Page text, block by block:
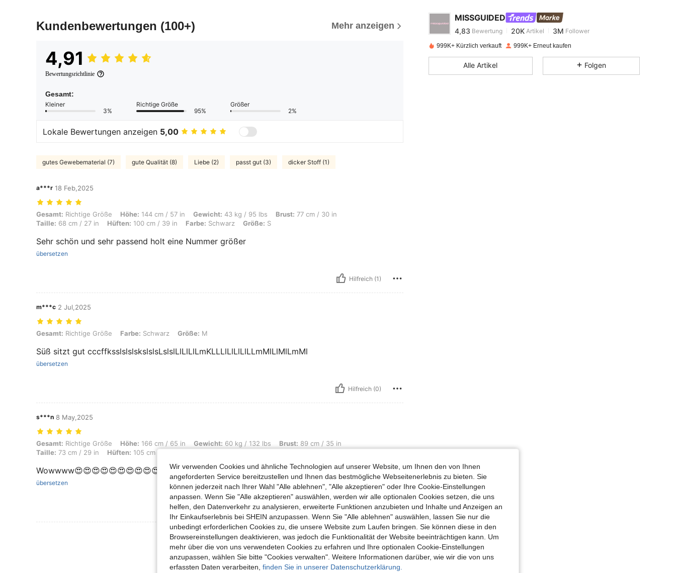
Kundenbewertungen (100+) Mehr anzeigen
4,91
Bewertungsrichtlinie
Gesamt:
Kleiner
3%
Richtige Größe
95%
Größer
2%
Lokale Bewertungen anzeigen 5,00
gutes Gewebematerial (7) gute Qualität (8) Liebe (2) passt gut (3) dicker Stoff (1)
a***r 18 Feb,2025
Gesamt: Richtige Größe, Höhe: 144 cm / 57 in, Gewicht: 43 kg / 95 lbs, Brust: 77 cm / 30 in, Taille: 68 cm / 27 in, Hüften: 100 cm / 39 in, Farbe: Schwarz, Größe: S
Gesamt: Richtige Größe Höhe: 144 cm / 57 in Gewicht: 43 kg / 95 lbs Brust: 77 cm / 30 in
Taille: 68 cm / 27 in Hüften: 100 cm / 39 in Farbe: Schwarz Größe: S
Sehr schön und sehr passend holt eine Nummer größer
übersetzen
Hilfreich (1)
m***c 2 Jul,2025
Gesamt: Richtige Größe, Farbe: Schwarz, Größe: M
Gesamt: Richtige Größe Farbe: Schwarz Größe: M
Süß sitzt gut cccffksslslslskslslsLslslLlLlLlLmKLLLlLlLlLlLLmMlLlMlLmMl
übersetzen
Hilfreich (0)
s***n 8 May,2025
Gesamt: Richtige Größe, Höhe: 166 cm / 65 in, Gewicht: 60 kg / 132 lbs, Brust: 89 cm / 35 in, Taille: 73 cm / 29 in, Hüften: 105 cm / 41 in, Farbe: Schwarz, Größe: S
Gesamt: Richtige Größe Höhe: 166 cm / 65 in Gewicht: 60 kg / 132 lbs Brust: 89 cm / 35 in
Taille: 73 cm / 29 in Hüften: 105 cm / 41 in
Wowwww😍😍😍😍😍😍😍😍😍😍😍😍
übersetzen
Hilfreich (0)
Mehr Bewertungen Ansehen
MISSGUIDED
20KArtikel 3M
l***ebezahltVor 1 Tag
4,83 20K 3M
999K+ Kürzlich verkauft 999K+ Erneut kaufen
Alle Artikel Folgen
Wir verwenden Cookies und ähnliche Technologien auf unserer Website, um Ihnen den von Ihnen
angeforderten Service bereitzustellen und Ihnen das bestmögliche Webseitenerlebnis zu bieten. Sie
können jederzeit nach Ihrer Wahl "Alle ablehnen", "Alle akzeptieren" oder Ihre Cookie-Einstellungen
anpassen. Wenn Sie "Alle akzeptieren" auswählen, werden wir alle optionalen Cookies setzen, die uns
helfen, den Datenverkehr zu analysieren, erweiterte Funktionen anzubieten und Inhalte und Anzeigen an
Ihr Einkaufserlebnis bei SHEIN anzupassen. Wenn Sie "Alle ablehnen" auswählen, lassen Sie nur die
unbedingt erforderlichen Cookies zu, die unsere Website zum Laufen bringen. Sie können diese in den
Browsereinstellungen deaktivieren, was jedoch die Funktionalität der Website beeinträchtigen kann. Um
mehr über die von uns verwendeten Cookies zu erfahren und Ihre optionalen Cookie-Einstellungen
anzupassen, wählen Sie bitte "Cookies verwalten". Weitere Informationen darüber, wie wir die von uns
erfassten Daten verarbeiten, finden Sie in unserer Datenschutzerklärung.